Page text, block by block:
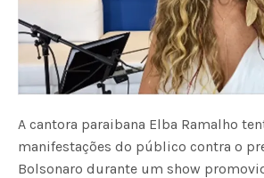
A cantora paraibana Elba Ramalho
manifestações do público contra o
Bolsonaro durante um show